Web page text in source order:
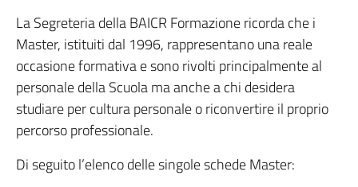
La Segreteria della BAICR Formazione ricorda che i
Master, istituiti dal 1996, rappresentano una reale
occasione formativa e sono rivolti principalmente al
personale della Scuola ma anche a chi desidera
studiare per cultura personale o riconvertire il proprio
percorso professionale.
Di seguito l’elenco delle singole schede Master: